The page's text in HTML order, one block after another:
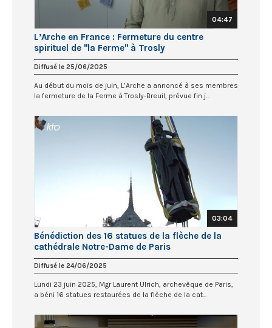
04:47
L’Arche en France : Fermeture du centre
spirituel de "la Ferme" à Trosly
Diffusé le 25/06/2025
Au début du mois de juin, L’Arche a annoncé à ses membres
la fermeture de la Ferme à Trosly-Breuil, prévue fin j...
03:04
Bénédiction des 16 statues de la flèche de la
cathédrale Notre-Dame de Paris
Diffusé le 24/06/2025
Lundi 23 juin 2025, Mgr Laurent Ulrich, archevêque de Paris,
a béni 16 statues restaurées de la flèche de la cat...